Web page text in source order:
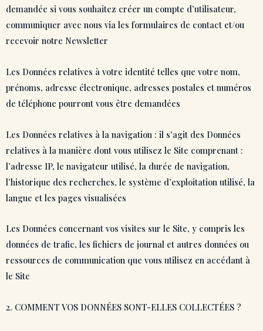
demandée si vous souhaitez créer un compte d’utilisateur,
communiquer avec nous via les formulaires de contact et/ou
recevoir notre Newsletter
Les Données relatives à votre identité telles que votre nom,
prénoms, adresse électronique, adresses postales et numéros
de téléphone pourront vous être demandées
Les Données relatives à la navigation : il s’agit des Données
relatives à la manière dont vous utilisez le Site comprenant :
l’adresse IP, le navigateur utilisé, la durée de navigation,
l’historique des recherches, le système d’exploitation utilisé, la
langue et les pages visualisées
Les Données concernant vos visites sur le Site, y compris les
données de trafic, les fichiers de journal et autres données ou
ressources de communication que vous utilisez en accédant à
le Site
2. COMMENT VOS DONNÉES SONT-ELLES COLLECTÉES ?